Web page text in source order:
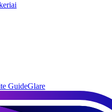
GuideGlare